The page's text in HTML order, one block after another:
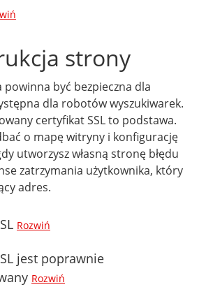
strony
być bezpieczna dla
dla robotów wyszukiwarek.
certyfikat SSL to podstawa.
o mapę witryny i konfigurację
utworzysz własną stronę błędu
zatrzymania użytkownika, który
adres.
Rozwiń
jest poprawnie
Rozwiń